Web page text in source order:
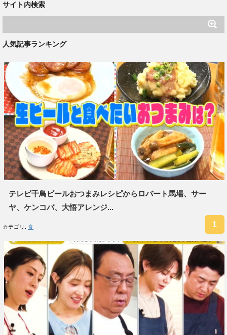
サイト内検索
人気記事ランキング
テレビ千鳥ビールおつまみレシピからロバート馬場、サー
ヤ、ケンコバ、大悟アレンジ...
カテゴリ: 食